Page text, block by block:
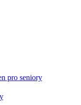
pro seniory